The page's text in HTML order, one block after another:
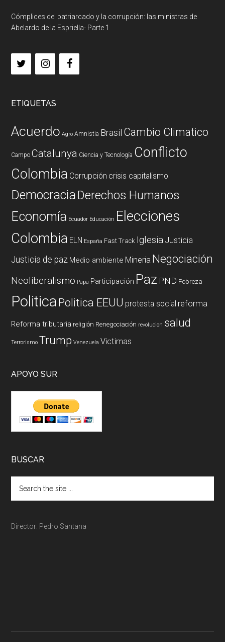
Cómplices del patriarcado y la corrupción: las ministras de
Abelardo de la Espriella- Parte 1
ETIQUETAS
Acuerdo Agro Amnistia Brasil Cambio Climatico
Campo Catalunya Ciencia y Tecnología Conflicto
Colombia Corrupción crisis capitalismo
DemocraciaDerechos Humanos
Economía Ecuador Educación Elecciones
Colombia ELN España Fast Track Iglesia Justicia
Justicia de paz Medio ambiente Mineria Negociación
Neoliberalismo Papa Participación Paz PND Pobreza
PoliticaPolitica EEUU protesta social reforma
Reforma tributaria religión Renegociación revolucion salud
Terrorismo Trump Venezuela Victimas
APOYO SUR
BUSCAR
Director: Pedro Santana